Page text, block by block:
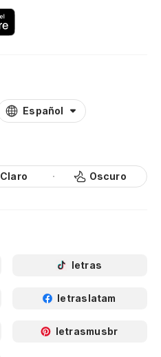
Español
Claro Oscuro
letras
letraslatam
letrasmusbr